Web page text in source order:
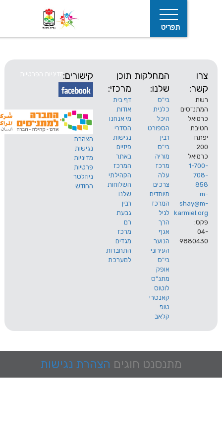
המחלקות
שלנו:
בי"ס
כלנית
היכל
הספורט
רבין
בי"ס
מוריה
מרכז
עלה
צרכים
מיוחדים
המרכז
לגיל
הרך
אגף
הנוער
תוכן
מרכזי:
דף בית
אודות
מי אנחנו
הסדרי
נגישות
פיזיים
באתר
המרכז
הקהילתי
השלוחות
שלנו
רבין
גבעת
רם
מרכז
מגדים
התחברות
למערכת
קישורים:
הצהרת
נגישות
מדיניות
פרטיות
ניוזלטר
החודש
מדיניות הפרטיות
מתנסנט חוגים הצהרת נגישות